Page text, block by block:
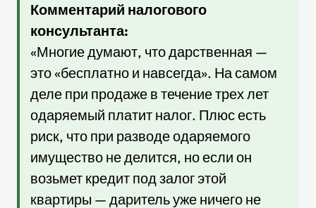
Комментарий налогового
консультанта:
«Многие думают, что дарственная —
это «бесплатно и навсегда». На самом
деле при продаже в течение трех лет
одаряемый платит налог. Плюс есть
риск, что при разводе одаряемого
имущество не делится, но если он
возьмет кредит под залог этой
квартиры — даритель уже ничего не